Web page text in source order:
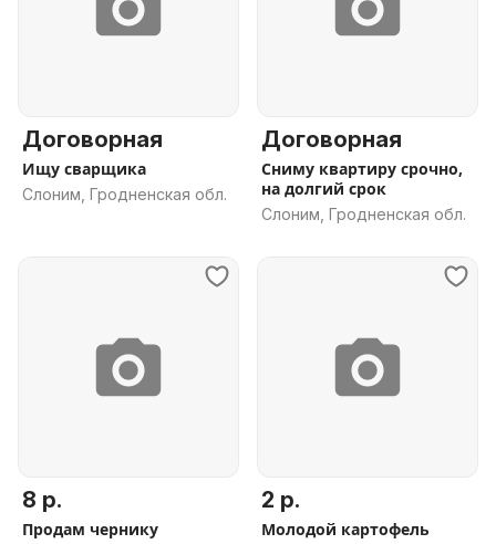
Договорная
Ищу сварщика
Слоним, Гродненская обл.
Договорная
Сниму квартиру срочно,
на долгий срок
Слоним, Гродненская обл.
8 р.
Продам чернику
2 р.
Молодой картофель